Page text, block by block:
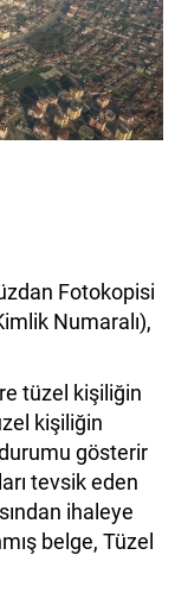
Fotokopisi
Numaralı),
tüzel kişiliğin
kişiliğin
gösterir
tevsik eden
ihaleye
belge, Tüzel